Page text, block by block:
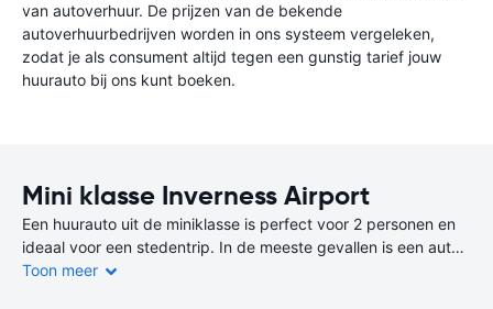
van autoverhuur. De prijzen van de bekende
autoverhuurbedrijven worden in ons systeem vergeleken,
zodat je als consument altijd tegen een gunstig tarief jouw
huurauto bij ons kunt boeken.
Mini klasse Inverness Airport
Een huurauto uit de miniklasse is perfect voor 2 personen en
ideaal voor een stedentrip. In de meeste gevallen is een auto
uit de miniklasse de goedkoopste en zuinigste keuze.
Toon meer